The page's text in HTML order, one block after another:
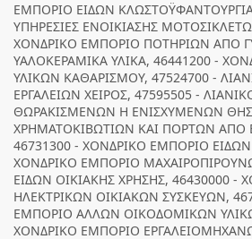
ΕΜΠΟΡΙΟ ΕΙΔΩΝ
ΥΠΗΡΕΣΙΕΣ ΕΝΟΙΚΙΑΣΗΣ
ΧΟΝΔΡΙΚΟ ΕΜΠΟΡΙΟ ΠΟΤΗΡΙΩΝ ΑΠΟ
ΥΑΛΟΚΕΡΑΜΙΚΑ ΥΛΙΚΑ, 46441200 -
ΥΛΙΚΩΝ ΚΑΘΑΡΙΣΜΟΥ, 47524700 -
ΕΡΓΑΛΕΙΩΝ ΧΕΙΡΟΣ, 47595505 -
ΘΩΡΑΚΙΣΜΕΝΩΝ Η ΕΝΙΣΧΥΜΕΝΩΝ
ΧΡΗΜΑΤΟΚΙΒΩΤΙΩΝ ΚΑΙ ΠΟΡΤΩΝ ΑΠΟ
46731300 - ΧΟΝΔΡΙΚΟ ΕΜΠΟΡΙΟ ΕΙΔΩΝ
ΧΟΝΔΡΙΚΟ ΕΜΠΟΡΙΟ
ΕΙΔΩΝ ΟΙΚΙΑΚΗΣ ΧΡΗΣΗΣ, 46430000 -
ΗΛΕΚΤΡΙΚΩΝ ΟΙΚΙΑΚΩΝ ΣΥΣΚΕΥΩΝ,
ΕΜΠΟΡΙΟ ΑΛΛΩΝ ΟΙΚΟΔΟΜΙΚΩΝ
ΧΟΝΔΡΙΚΟ ΕΜΠΟΡΙΟ